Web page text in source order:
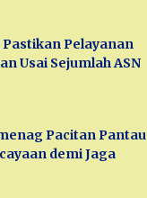
Pelayanan
Usai Sejumlah ASN
Pacitan Pantau
demi Jaga